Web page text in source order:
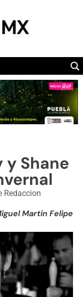
Shane
Redaccion
Martín Felipe